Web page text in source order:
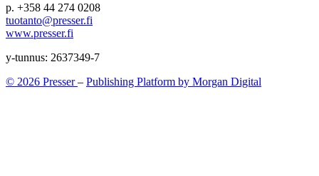
p. +358 44 274 0208
tuotanto@presser.fi
www.presser.fi
y-tunnus: 2637349-7
© 2026 Presser– Publishing Platform by Morgan Digital